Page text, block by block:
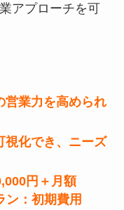
アプローチを可
営業力を高められ
視化でき、ニーズ
円＋月額
ン：初期費用